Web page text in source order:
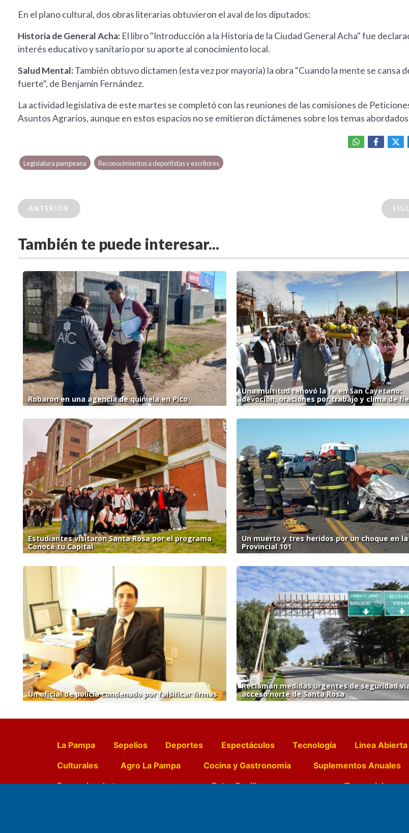
En el plano cultural, dos obras literarias obtuvieron el aval de los diputados:
Historia de General Acha: El libro "Introducción a la Historia de la Ciudad General Acha" fue
interés educativo y sanitario por su aporte al conocimiento local.
Salud Mental:También obtuvo dictamen (esta vez por mayoría) la obra "Cuando la mente se cansa
fuerte", de Benjamín Fernández.
La actividad legislativa de este martes se completó con las reuniones de las comisiones de
Asuntos Agrarios, aunque en estos espacios no se emitieron dictámenes sobre los temas
Legislatura pampeana Reconocimientos a deportistas y escritores
ANTERIOR
También te puede interesar...
Robaron en una agencia de quiniela en Pico
Una multitud renovó la fe en San Cayetano:
devoción, oraciones por trabajo y clima de
Estudiantes visitaron Santa Rosa por el programa
Conocé tu Capital
Un muerto y tres heridos por un choque en
Provincial 101
Un oficial de policía condenado por falsificar firmas
Reclaman medidas urgentes de seguridad
acceso norte de Santa Rosa
La Pampa Sepelios Deportes Espectáculos Tecnología Linea Abierta
Culturales
Agro La Pampa Cocina y Gastronomía Suplementos Anuales
Farmacias de turno
Entre Pocillos Transmisiones